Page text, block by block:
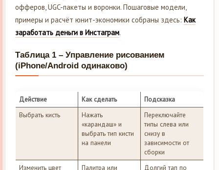
офферов, UGC-пакеты и воронки. Пошаговые модели,
примеры и расчёт юнит-экономики собраны здесь: Как
заработать деньги в Инстаграм.
Таблица 1 – Управление рисованием
(iPhone/Android одинаково)
Действие Как сделать
Подсказка
Выбрать кисть
Нажать
«карандаш» и
выбрать тип кисти
на панели
Переключайте
типы слева или
снизу в
зависимости от
сборки
Изменить цвет
Палитра или Долгий тап по